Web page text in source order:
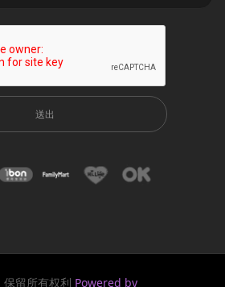
送出
留所有权利 Powered by